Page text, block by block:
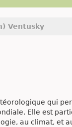
Ventusky
qui
Elle est
au climat, et